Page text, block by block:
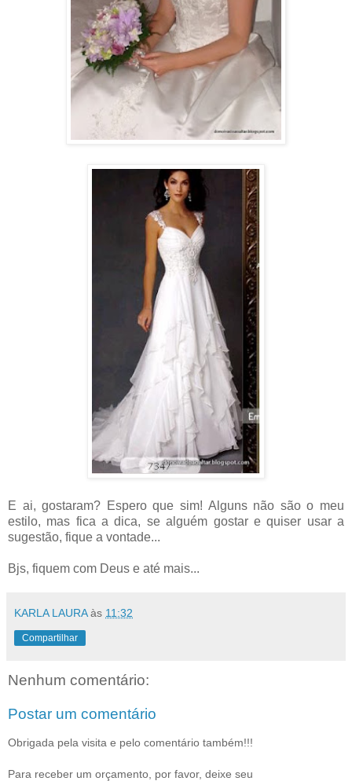
E ai, gostaram? Espero que sim! Alguns não são o meu
estilo, mas fica a dica, se alguém gostar e quiser usar a
sugestão, fique a vontade...
Bjs, fiquem com Deus e até mais...
KARLA LAURA às 11:32
Compartilhar
Nenhum comentário:
Postar um comentário
Obrigada pela visita e pelo comentário também!!!
Para receber um orçamento, por favor, deixe seu